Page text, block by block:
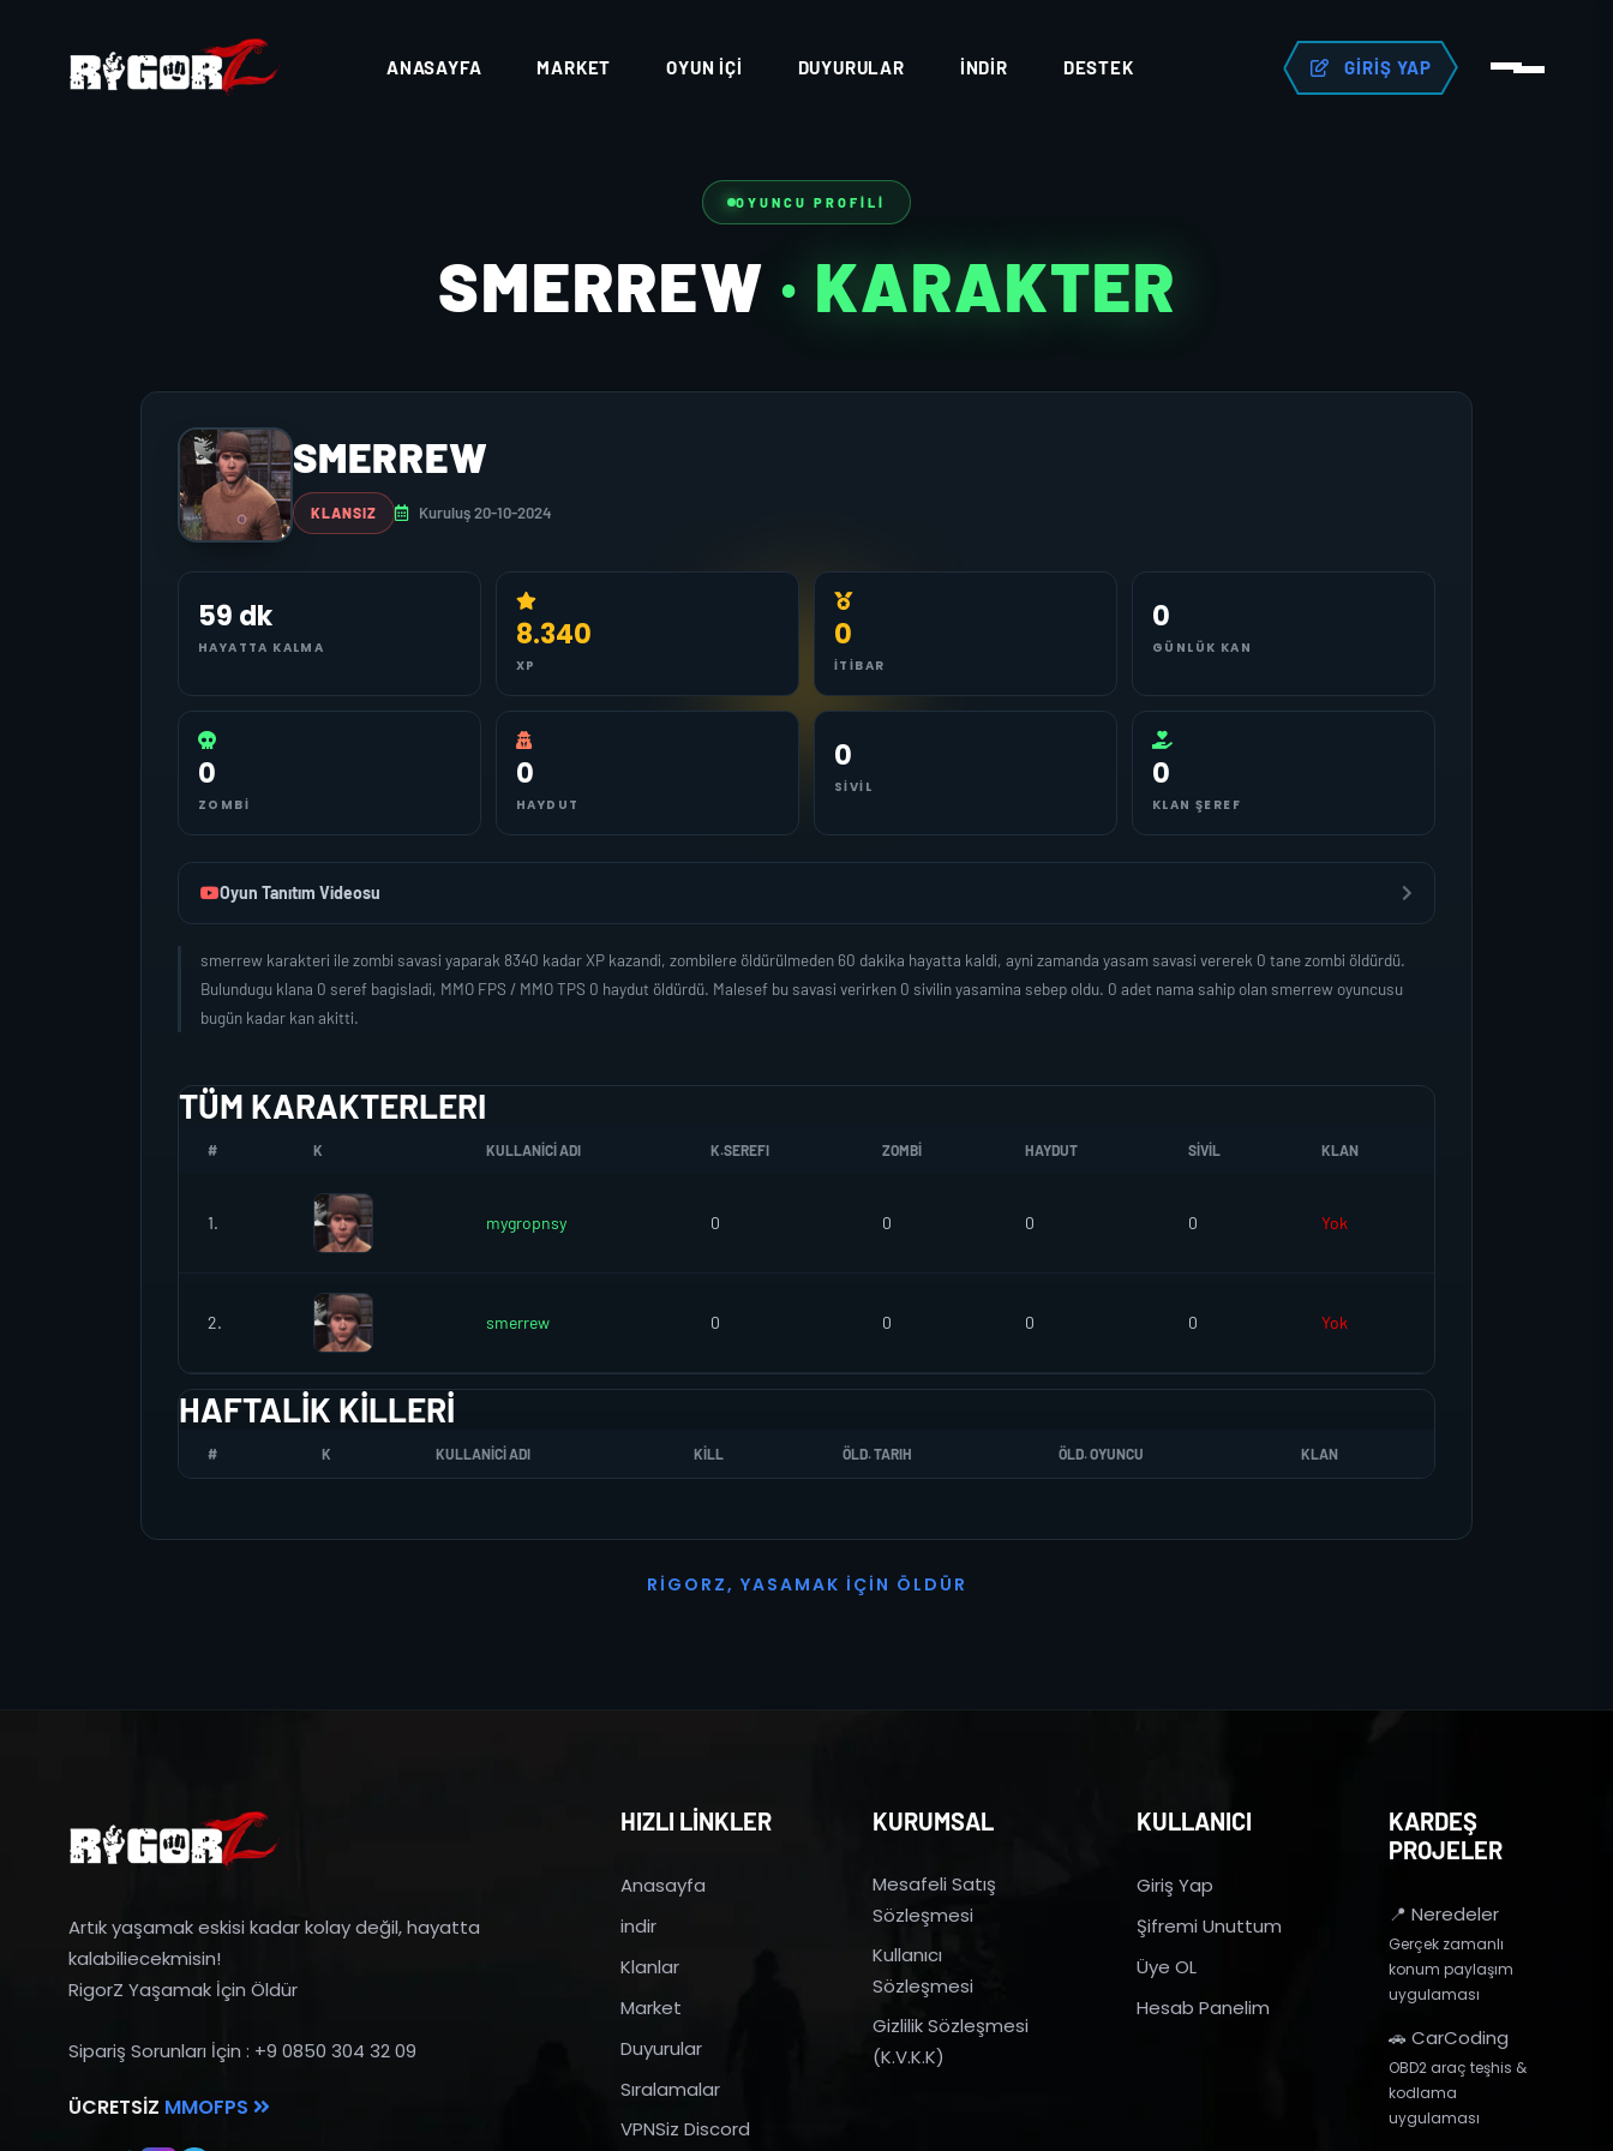
ANASAYFA MARKET OYUN İÇI DUYURULAR İNDIR DESTEK GIRIŞ YAP
OYUNCU PROFILI
SMERREW · KARAKTER
SMERREW
KLANSIZ Kuruluş 20-10-2024
59 dk
HAYATTA KALMA 8.340
XP
0
İTIBAR
0
GÜNLÜK KAN
0
ZOMBI
0
HAYDUT
0
SIVIL 0
KLAN ŞEREF
Oyun Tanıtım Videosu
smerrew karakteri ile zombi savasi yaparak 8340 kadar XP kazandi, zombilere öldürülmeden 60 dakika hayatta kaldi, ayni zamanda yasam savasi vererek 0 tane zombi öldürdü.
Bulundugu klana 0 seref bagisladi, MMO FPS / MMO TPS 0 haydut öldürdü. Malesef bu savasi verirken 0 sivilin yasamina sebep oldu. 0 adet nama sahip olan smerrew oyuncusu
bugün kadar kan akitti.
TÜM KARAKTERLERI
# K KULLANICI ADI K.SEREFI ZOMBI HAYDUT SIVIL KLAN
1. mygropnsy 0 0 0 0 Yok
2. smerrew 0 0 0 0 Yok
HAFTALIK KILLERI
# K KULLANICI ADI KILL ÖLD. TARIH ÖLD. OYUNCU KLAN
R I G O R Z, YASAMAK İ ÇI N Ö L D Ü R
Artık yaşamak eskisi kadar kolay değil, hayatta
kalabiliecekmisin!
RigorZ Yaşamak İçin Öldür
Sipariş Sorunları İçin : +9 0850 304 32 09
ÜCRETSIZ MMOFPS
HIZLI LİNKLER
Anasayfa
indir
Klanlar
Market
Duyurular
Sıralamalar
VPNSiz Discord
KURUMSAL
Mesafeli Satış
Sözleşmesi
Kullanıcı
Sözleşmesi
Gizlilik Sözleşmesi
(K.V.K.K)
KULLANICI
Giriş Yap
Şifremi Unuttum
Üye OL
Hesab Panelim
KARDEŞ
PROJELER
📍 Neredeler
Gerçek zamanlı
konum paylaşım
uygulaması
🚗 CarCoding
OBD2 araç teşhis &
kodlama
uygulaması